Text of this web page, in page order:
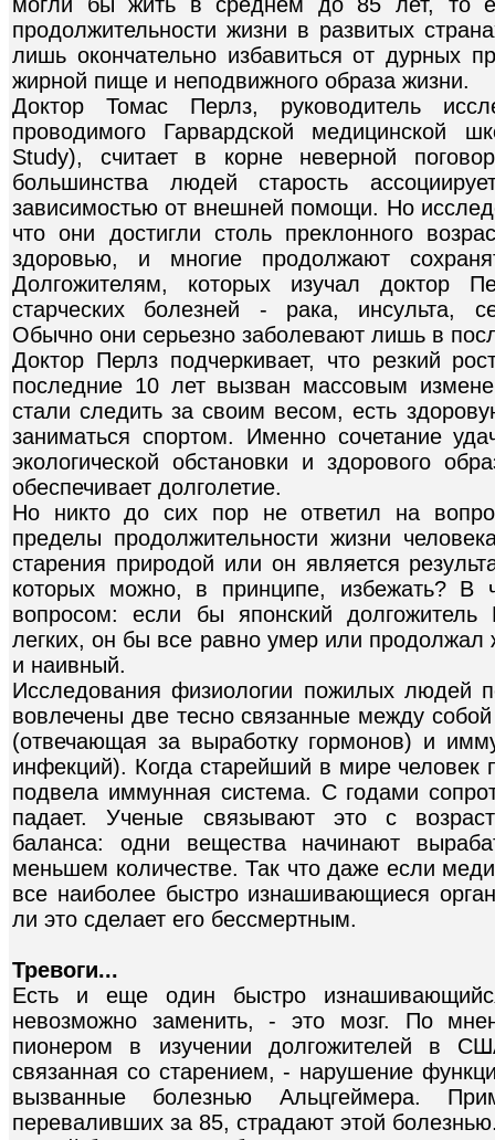
продолжительности жизни в развитых
лишь окончательно избавиться от дурных
жирной пище и неподвижного образа жизни.
Доктор Томас Перлз, руководитель
проводимого Гарвардской медицинской
Study), считает в корне неверной
большинства людей старость
зависимостью от внешней помощи. Но
что они достигли столь преклонного
здоровью, и многие продолжают
Долгожителям, которых изучал доктор
старческих болезней - рака, инсульта,
Обычно они серьезно заболевают лишь в
Доктор Перлз подчеркивает, что резкий
последние 10 лет вызван массовым
стали следить за своим весом, есть
заниматься спортом. Именно сочетание
экологической обстановки и здорового
обеспечивает долголетие.
Но никто до сих пор не ответил на
пределы продолжительности жизни
старения природой или он является
которых можно, в принципе, избежать? В
вопросом: если бы японский
легких, он бы все равно умер или
и наивный.
Исследования физиологии пожилых людей
вовлечены две тесно связанные между
(отвечающая за выработку гормонов) и
инфекций). Когда старейший в мире человек
подвела иммунная система. С годами
падает. Ученые связывают это с
баланса: одни вещества начинают
меньшем количестве. Так что даже если
все наиболее быстро изнашивающиеся
ли это сделает его бессмертным.
Тревоги...
Есть и еще один быстро
невозможно заменить, - это мозг. По
пионером в изучении долгожителей в
связанная со старением, - нарушение
вызванные болезнью Альцгеймера.
переваливших за 85, страдают этой